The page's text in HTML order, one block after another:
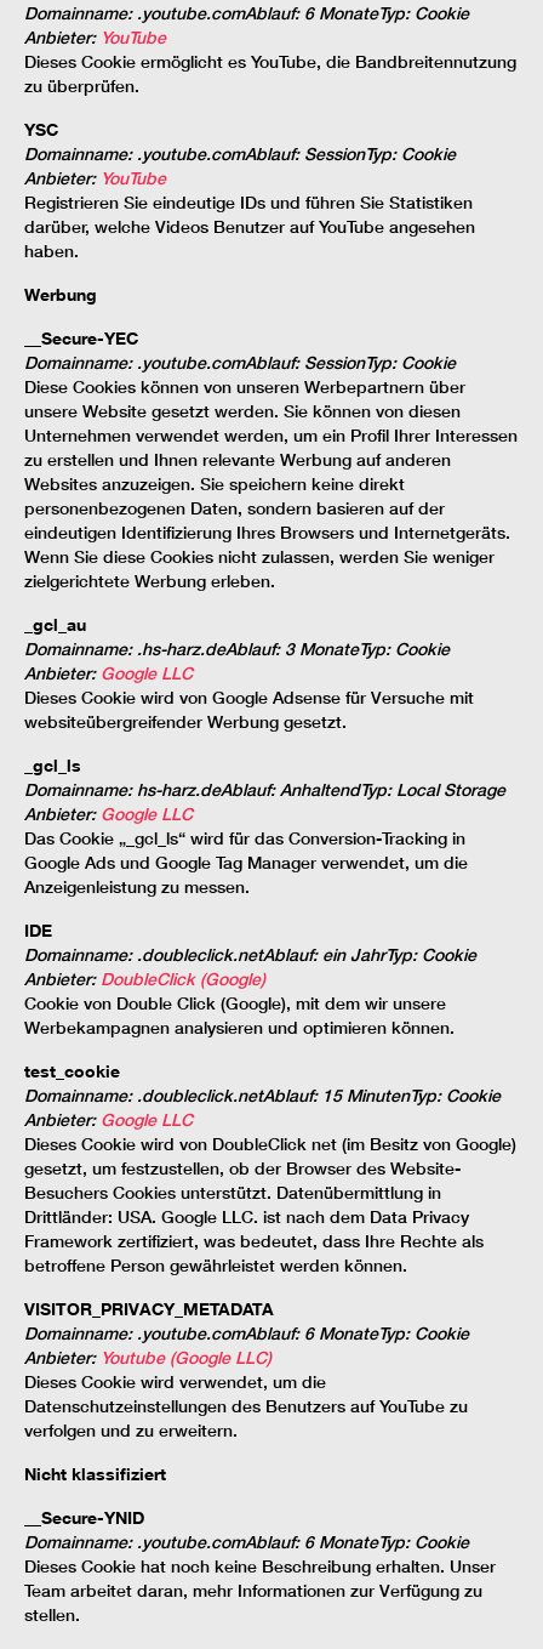
Domainname: .youtube.comAblauf: 6 MonateTyp: Cookie
Anbieter: YouTube
Dieses Cookie ermöglicht es YouTube, die Bandbreitennutzung
zu überprüfen.
YSC
Domainname: .youtube.comAblauf: SessionTyp: Cookie
Anbieter: YouTube
Registrieren Sie eindeutige IDs und führen Sie Statistiken
darüber, welche Videos Benutzer auf YouTube angesehen
haben.
Werbung
__Secure-YEC
Domainname: .youtube.comAblauf: SessionTyp: Cookie
Diese Cookies können von unseren Werbepartnern über
unsere Website gesetzt werden. Sie können von diesen
Unternehmen verwendet werden, um ein Profil Ihrer Interessen
zu erstellen und Ihnen relevante Werbung auf anderen
Websites anzuzeigen. Sie speichern keine direkt
personenbezogenen Daten, sondern basieren auf der
eindeutigen Identifizierung Ihres Browsers und Internetgeräts.
Wenn Sie diese Cookies nicht zulassen, werden Sie weniger
zielgerichtete Werbung erleben.
_gcl_au
Domainname: .hs-harz.deAblauf: 3 MonateTyp: Cookie
Anbieter: Google LLC
Dieses Cookie wird von Google Adsense für Versuche mit
websiteübergreifender Werbung gesetzt.
_gcl_ls
Domainname: hs-harz.deAblauf:AnhaltendTyp: Local Storage
Anbieter: Google LLC
Das Cookie „_gcl_ls“ wird für das Conversion-Tracking in
Google Ads und Google Tag Manager verwendet, um die
Anzeigenleistung zu messen.
IDE
Domainname: .doubleclick.netAblauf: ein JahrTyp: Cookie
Anbieter: DoubleClick (Google)
Cookie von Double Click (Google), mit dem wir unsere
Werbekampagnen analysieren und optimieren können.
test_cookie
Domainname: .doubleclick.netAblauf: 15 MinutenTyp: Cookie
Anbieter: Google LLC
Dieses Cookie wird von DoubleClick net (im Besitz von Google)
gesetzt, um festzustellen, ob der Browser des Website-
Besuchers Cookies unterstützt. Datenübermittlung in
Drittländer: USA. Google LLC. ist nach dem Data Privacy
Framework zertifiziert, was bedeutet, dass Ihre Rechte als
betroffene Person gewährleistet werden können.
VISITOR_PRIVACY_METADATA
Domainname: .youtube.comAblauf: 6 MonateTyp: Cookie
Anbieter: Youtube (Google LLC)
Dieses Cookie wird verwendet, um die
Datenschutzeinstellungen des Benutzers auf YouTube zu
verfolgen und zu erweitern.
Nicht klassifiziert
__Secure-YNID
Domainname: .youtube.comAblauf: 6 MonateTyp: Cookie
Dieses Cookie hat noch keine Beschreibung erhalten. Unser
Team arbeitet daran, mehr Informationen zur Verfügung zu
stellen.